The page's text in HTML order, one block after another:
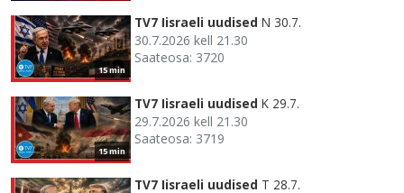
15 min
TV7 Iisraeli uudised N 30.7.
30.7.2026 kell 21.30
Saateosa: 3720
15 min
TV7 Iisraeli uudised K 29.7.
29.7.2026 kell 21.30
Saateosa: 3719
TV7 Iisraeli uudised T 28.7.